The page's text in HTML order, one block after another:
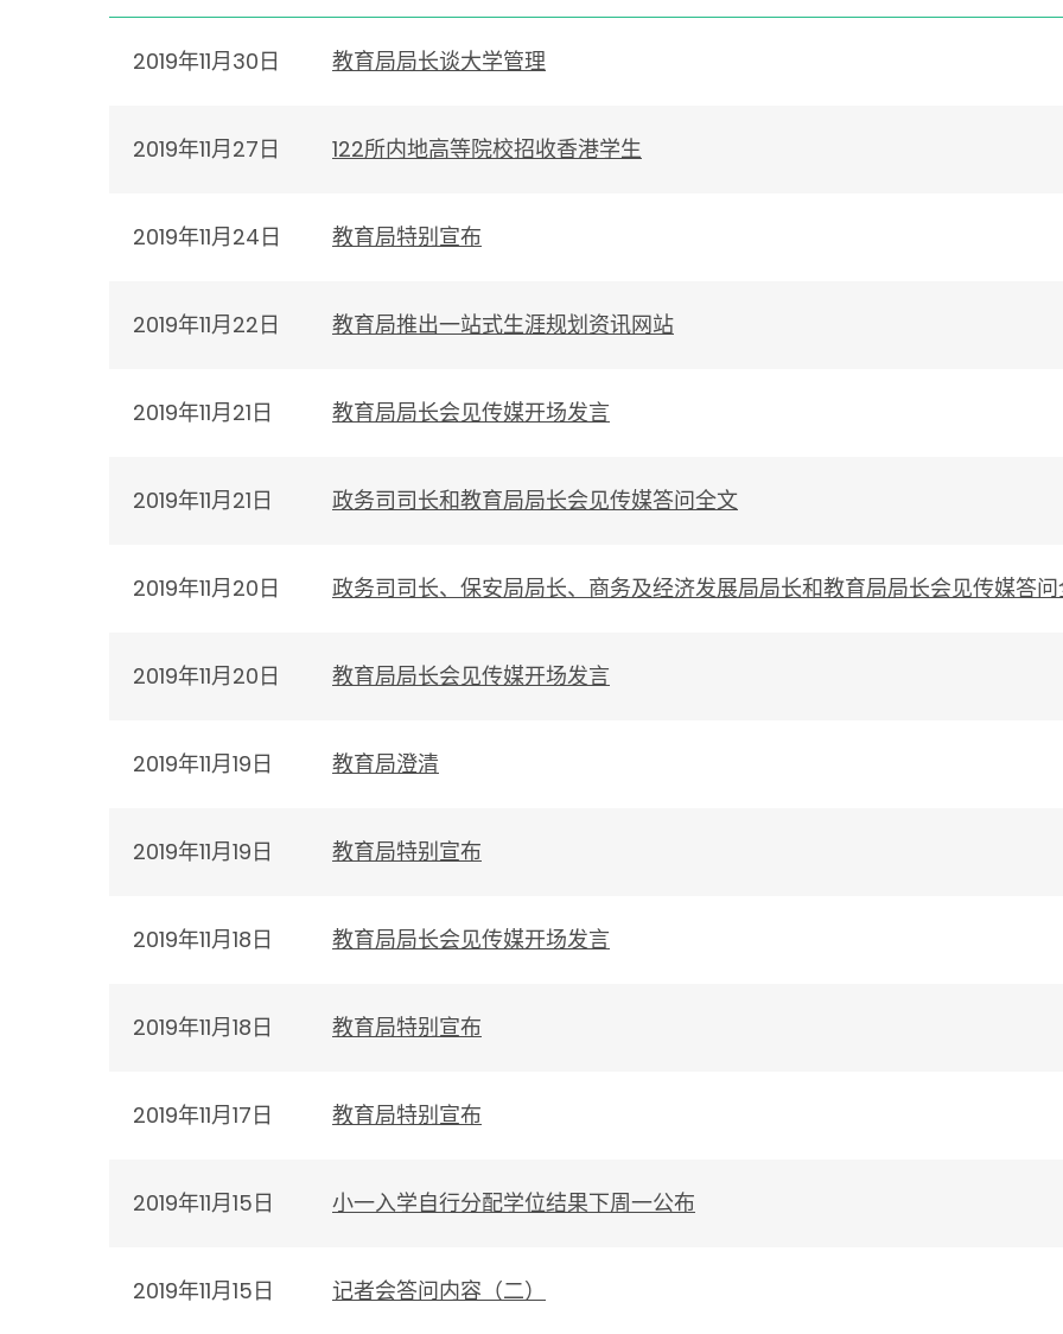
2019年11月30日 教育局局长谈大学管理
2019年11月27日 122所内地高等院校招收香港学生
2019年11月24日 教育局特别宣布
2019年11月22日 教育局推出一站式生涯规划资讯网站
2019年11月21日 教育局局长会见传媒开场发言
2019年11月21日 政务司司长和教育局局长会见传媒答问全文
2019年11月20日 政务司司长、保安局局长、商务及经济发展局局长和教育局局长会见传媒答
2019年11月20日 教育局局长会见传媒开场发言
2019年11月19日 教育局澄清
2019年11月19日 教育局特别宣布
2019年11月18日 教育局局长会见传媒开场发言
2019年11月18日 教育局特别宣布
2019年11月17日 教育局特别宣布
2019年11月15日 小一入学自行分配学位结果下周一公布
2019年11月15日 记者会答问内容（二）